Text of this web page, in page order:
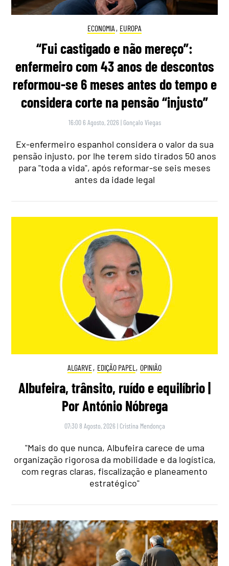
ECONOMIA , EUROPA
“Fui castigado e não mereço”:
enfermeiro com 43 anos de descontos
reformou-se 6 meses antes do tempo e
considera corte na pensão “injusto”
16:00 6 Agosto, 2026 | Gonçalo Viegas
Ex-enfermeiro espanhol considera o valor da sua
pensão injusto, por lhe terem sido tirados 50 anos
para "toda a vida", após reformar-se seis meses
antes da idade legal
ALGARVE, EDIÇÃO PAPEL , OPINIÃO
Albufeira, trânsito, ruído e equilíbrio |
Por António Nóbrega
07:30 8 Agosto, 2026 | Cristina Mendonça
"Mais do que nunca, Albufeira carece de uma
organização rigorosa da mobilidade e da logística,
com regras claras, fiscalização e planeamento
estratégico"